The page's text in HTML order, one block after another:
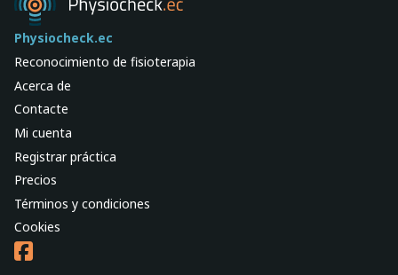
Physiocheck.ec
Reconocimiento de fisioterapia
Acerca de
Contacte
Mi cuenta
Registrar práctica
Precios
Términos y condiciones
Cookies